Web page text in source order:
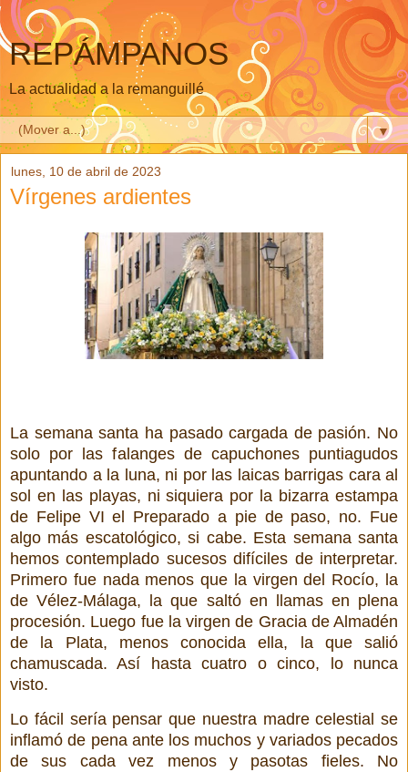
REPÁMPANOS
La actualidad a la remanguillé
▼
lunes, 10 de abril de 2023
Vírgenes ardientes
La semana santa ha pasado cargada de pasión. No
solo por las falanges de capuchones puntiagudos
apuntando a la luna, ni por las laicas barrigas cara al
sol en las playas, ni siquiera por la bizarra estampa
de Felipe VI el Preparado a pie de paso, no. Fue
algo más escatológico, si cabe. Esta semana santa
hemos contemplado sucesos difíciles de interpretar.
Primero fue nada menos que la virgen del Rocío, la
de Vélez-Málaga, la que saltó en llamas en plena
procesión. Luego fue la virgen de Gracia de Almadén
de la Plata, menos conocida ella, la que salió
chamuscada. Así hasta cuatro o cinco, lo nunca
visto.
Lo fácil sería pensar que nuestra madre celestial se
inflamó de pena ante los muchos y variados pecados
de sus cada vez menos y pasotas fieles. No